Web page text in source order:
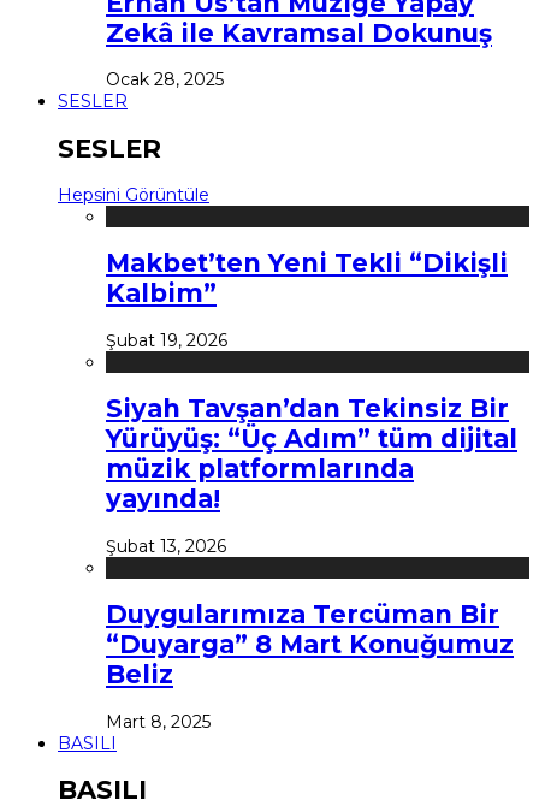
Zekâ ile Kavramsal Dokunuş
Ocak 28, 2025
SESLER
SESLER
Hepsini Görüntüle
Makbet’ten Yeni Tekli “Dikişli
Kalbim”
Şubat 19, 2026
Siyah Tavşan’dan Tekinsiz Bir
Yürüyüş: “Üç Adım” tüm dijital
müzik platformlarında
yayında!
Şubat 13, 2026
Duygularımıza Tercüman Bir
“Duyarga” 8 Mart Konuğumuz
Beliz
Mart 8, 2025
BASILI
BASILI